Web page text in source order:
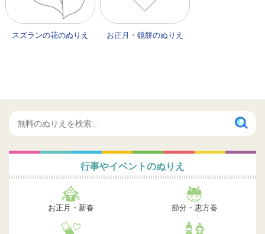
スズランの花のぬりえ お正月・鏡餅のぬりえ
行事やイベントのぬりえ
お正月・新春 節分・恵方巻